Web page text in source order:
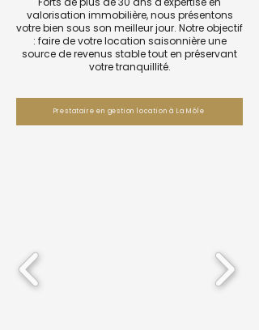
valorisation immobilière, nous présentons
votre bien sous son meilleur jour. Notre objectif
: faire de votre location saisonnière une
source de revenus stable tout en préservant
votre tranquillité.
Prestataire en gestion location à La Môle